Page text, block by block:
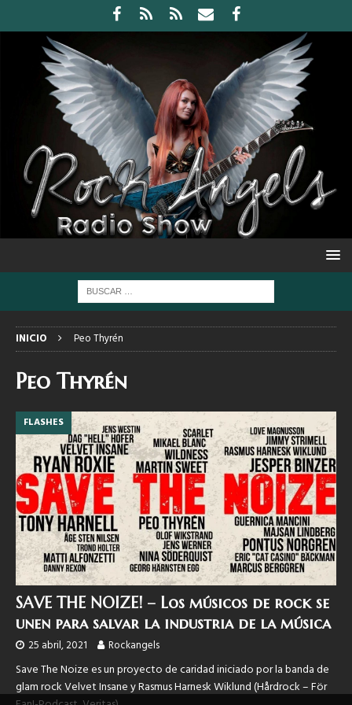
INICIO Peo Thyrén
Peo Thyrén
FLASHES
SAVE THE NOIZE! – Los músicos de rock se
unen para salvar la industria de la música
25 abril, 2021 Rockangels
Save The Noize es un proyecto de caridad iniciado por la banda de
glam rock Velvet Insane y Rasmus Harnesk Wiklund (Hårdrock – För